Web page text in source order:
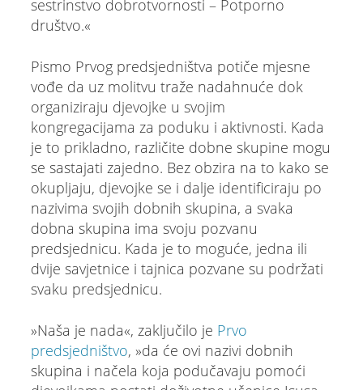
sestrinstvo dobrotvornosti – Potporno
društvo.«
Pismo Prvog predsjedništva potiče mjesne
vođe da uz molitvu traže nadahnuće dok
organiziraju djevojke u svojim
kongregacijama za poduku i aktivnosti. Kada
je to prikladno, različite dobne skupine mogu
se sastajati zajedno. Bez obzira na to kako se
okupljaju, djevojke se i dalje identificiraju po
nazivima svojih dobnih skupina, a svaka
dobna skupina ima svoju pozvanu
predsjednicu. Kada je to moguće, jedna ili
dvije savjetnice i tajnica pozvane su podržati
svaku predsjednicu.
»Naša je nada«, zaključilo je Prvo
predsjedništvo, »da će ovi nazivi dobnih
skupina i načela koja podučavaju pomoći